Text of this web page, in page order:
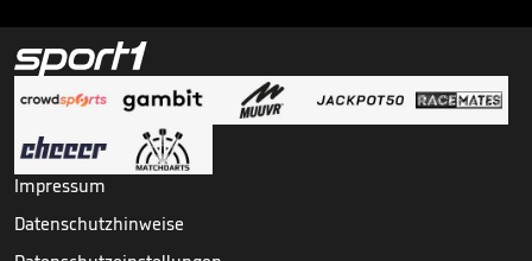
Impressum
Datenschutzhinweise